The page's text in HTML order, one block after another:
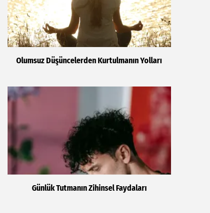
Olumsuz Düşüncelerden Kurtulmanın Yolları
Günlük Tutmanın Zihinsel Faydaları